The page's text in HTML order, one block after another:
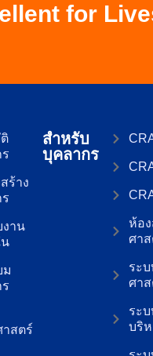
for
ร้าง
าน
ม
สตร์
สำหรับ
บุคลากร
ห้อ
ศา
ระ
ศา
ระ
บริห